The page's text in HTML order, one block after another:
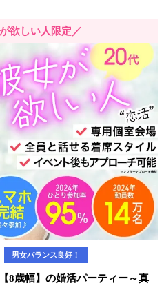
欲しい人限定／
男女バランス良好！
8歳幅】の婚活パーティー～真